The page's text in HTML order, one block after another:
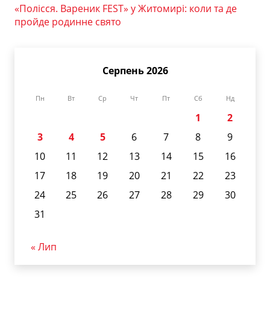
«Полісся. Вареник FEST» у Житомирі: коли та де
пройде родинне свято
Серпень 2026
Пн Вт Ср Чт Пт Сб Нд
1
2
3
4 5 6 7 8
9
10
11 12 13 14 15
16
17
18 19 20 21 22
23
24
25 26 27 28 29
30
31
« Лип